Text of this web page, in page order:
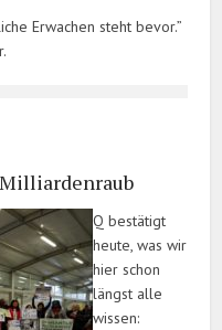
Erwachen steht bevor.”
Q bestätigt
heute, was wir
hier schon
längst alle
wissen: